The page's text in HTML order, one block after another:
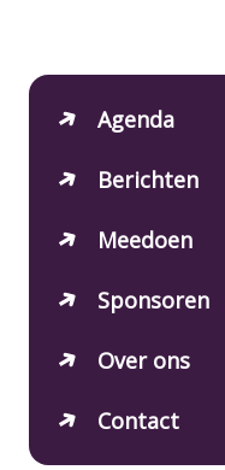
Agenda
Berichten
Meedoen
Sponsoren
Over ons
Contact